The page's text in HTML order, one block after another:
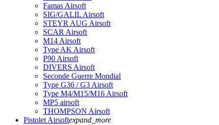
Famas Airsoft
SIG/GALIL Airsoft
STEYR AUG Airsoft
SCAR Airsoft
M14 Airsoft
Type AK Airsoft
P90 Airsoft
DIVERS Airsoft
Seconde Guerre Mondial
Type G36 / G3 Airsoft
Type M4/M15/M16 Airsoft
MP5 airsoft
THOMPSON Airsoft
Pistolet Airsoftexpand_more